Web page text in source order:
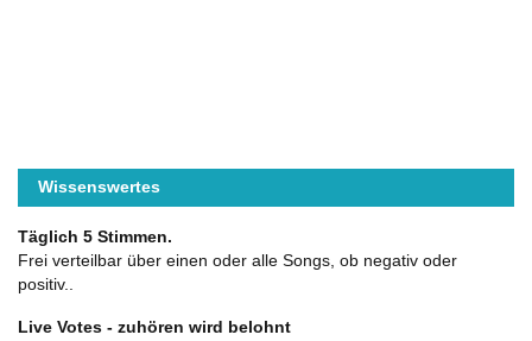
Wissenswertes
Täglich 5 Stimmen.
Frei verteilbar über einen oder alle Songs, ob negativ oder
positiv..
Live Votes - zuhören wird belohnt